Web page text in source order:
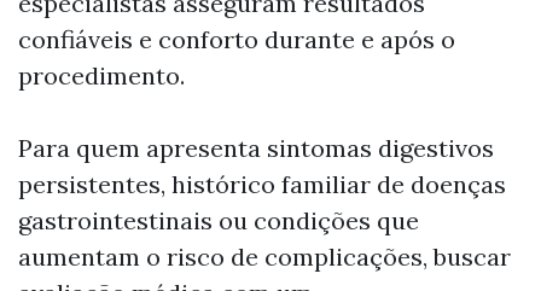
confiáveis e conforto durante e após o
procedimento.
Para quem apresenta sintomas digestivos
persistentes, histórico familiar de doenças
gastrointestinais ou condições que
aumentam o risco de complicações, buscar